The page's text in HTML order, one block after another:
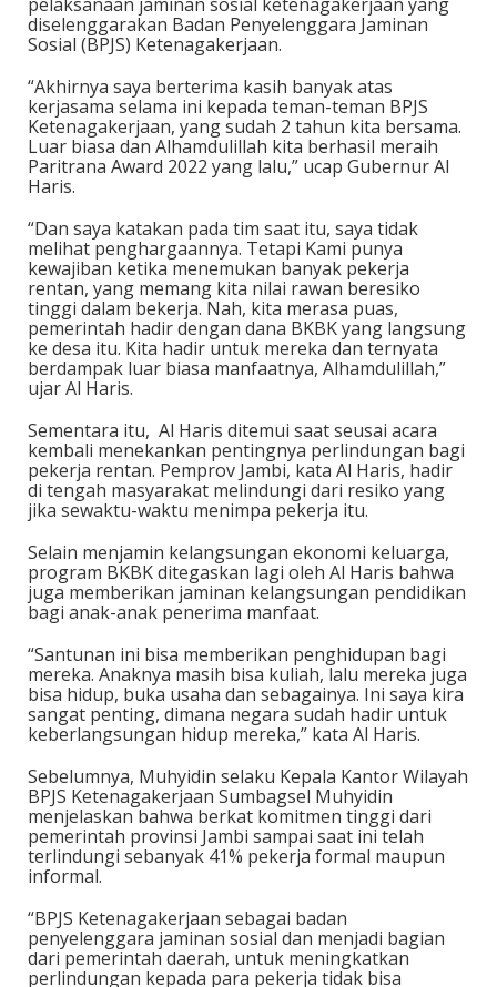
diselenggarakan Badan Penyelenggara Jaminan
Sosial (BPJS) Ketenagakerjaan.
“Akhirnya saya berterima kasih banyak atas
kerjasama selama ini kepada teman-teman BPJS
Ketenagakerjaan, yang sudah 2 tahun kita bersama.
Luar biasa dan Alhamdulillah kita berhasil meraih
Paritrana Award 2022 yang lalu,” ucap Gubernur Al
Haris.
“Dan saya katakan pada tim saat itu, saya tidak
melihat penghargaannya. Tetapi Kami punya
kewajiban ketika menemukan banyak pekerja
rentan, yang memang kita nilai rawan beresiko
tinggi dalam bekerja. Nah, kita merasa puas,
pemerintah hadir dengan dana BKBK yang langsung
ke desa itu. Kita hadir untuk mereka dan ternyata
berdampak luar biasa manfaatnya, Alhamdulillah,”
ujar Al Haris.
Sementara itu, Al Haris ditemui saat seusai acara
kembali menekankan pentingnya perlindungan bagi
pekerja rentan. Pemprov Jambi, kata Al Haris, hadir
di tengah masyarakat melindungi dari resiko yang
jika sewaktu-waktu menimpa pekerja itu.
Selain menjamin kelangsungan ekonomi keluarga,
program BKBK ditegaskan lagi oleh Al Haris bahwa
juga memberikan jaminan kelangsungan pendidikan
bagi anak-anak penerima manfaat.
“Santunan ini bisa memberikan penghidupan bagi
mereka. Anaknya masih bisa kuliah, lalu mereka juga
bisa hidup, buka usaha dan sebagainya. Ini saya kira
sangat penting, dimana negara sudah hadir untuk
keberlangsungan hidup mereka,” kata Al Haris.
Sebelumnya, Muhyidin selaku Kepala Kantor Wilayah
BPJS Ketenagakerjaan Sumbagsel Muhyidin
menjelaskan bahwa berkat komitmen tinggi dari
pemerintah provinsi Jambi sampai saat ini telah
terlindungi sebanyak 41% pekerja formal maupun
informal.
“BPJS Ketenagakerjaan sebagai badan
penyelenggara jaminan sosial dan menjadi bagian
dari pemerintah daerah, untuk meningkatkan
perlindungan kepada para pekerja tidak bisa